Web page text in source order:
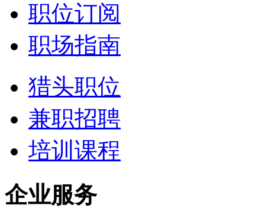
职位订阅
职场指南
猎头职位
兼职招聘
培训课程
企业服务